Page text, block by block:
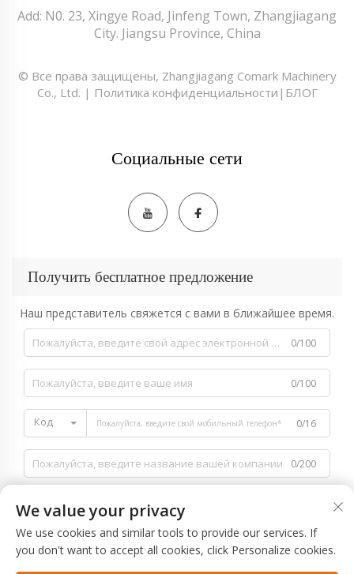
Add: N0. 23, Xingye Road, Jinfeng Town, Zhangjiagang
City. Jiangsu Province, China
© Все права защищены, Zhangjiagang Comark Machinery
Co., Ltd. | Политика конфиденциальности | БЛОГ
Социальные сети
Получить бесплатное предложение
Наш представитель свяжется с вами в ближайшее время.
0/100
0/100
Код 0/16
0/200
0/1000
We value your privacy
We use cookies and similar tools to provide our services. If
you don't want to accept all cookies, click Personalize cookies.